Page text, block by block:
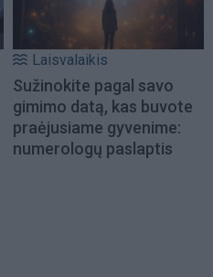
Laisvalaikis
Sužinokite pagal savo
gimimo datą, kas buvote
praėjusiame gyvenime:
numerologų paslaptis